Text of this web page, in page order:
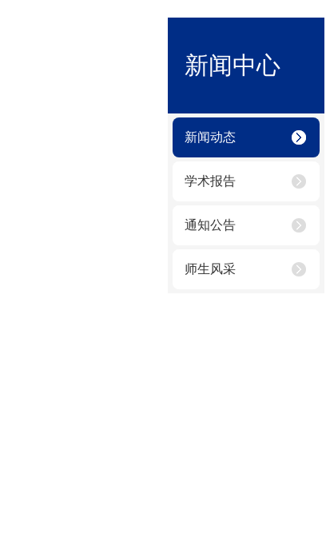
新闻中心
新闻动态
学术报告
通知公告
师生风采